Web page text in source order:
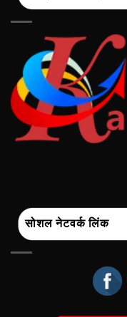
सोशल नेटवर्क लिंक